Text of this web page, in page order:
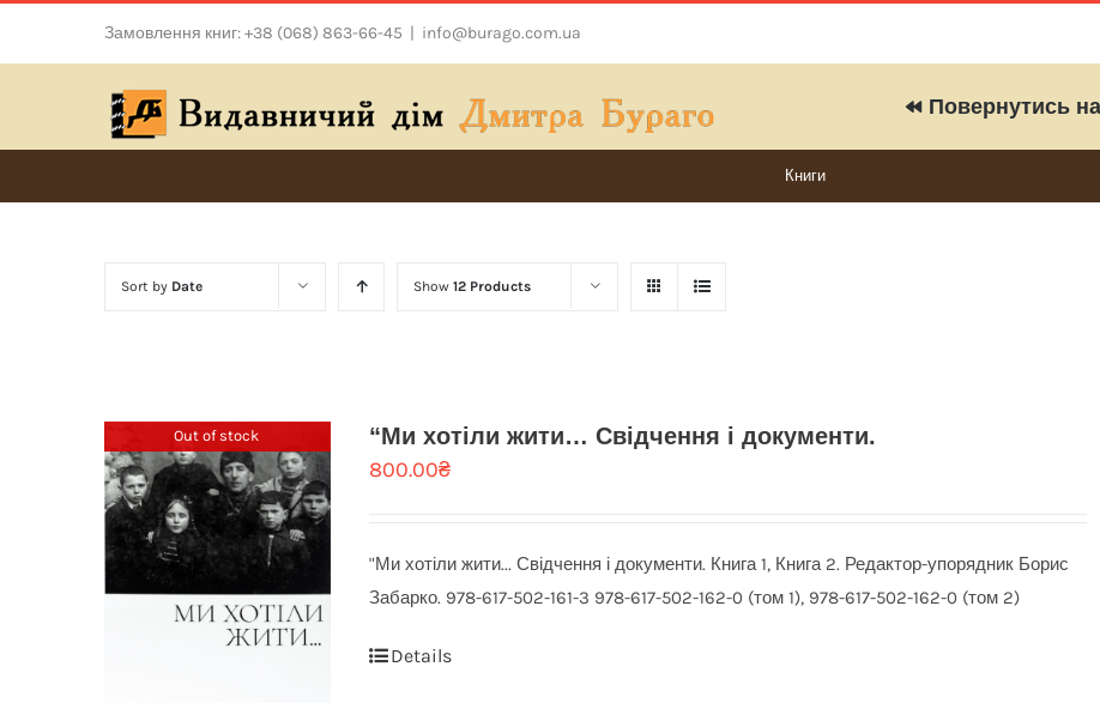
Замовлення книг: +38 (068) 863-66-45 | info@burago.com.ua
Повернутись
Книги
Sort by Date Show 12 Products
Out of stock
“Ми хотіли жити… Свідчення і документи.
800.00₴
"Ми хотіли жити... Свідчення і документи. Книга 1, Книга 2. Редактор-упорядник Борис
Забарко. 978-617-502-161-3 978-617-502-162-0 (том 1), 978-617-502-162-0 (том 2)
Details